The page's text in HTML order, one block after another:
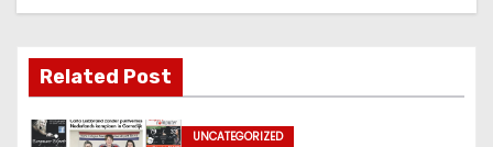
Related Post
UNCATEGORIZED